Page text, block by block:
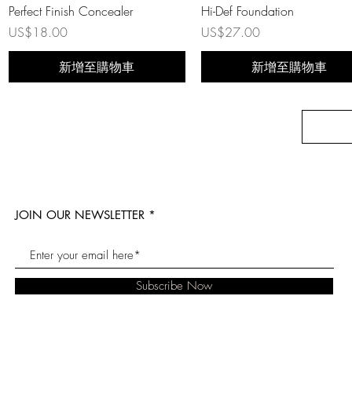
快速瀏覽
Perfect Finish Concealer
價格
US$18.00
新增至購物車
快速瀏覽
Hi-Def Foundation
價格
US$27.00
新增至購物車
JOIN OUR NEWSLETTER
Subscribe Now